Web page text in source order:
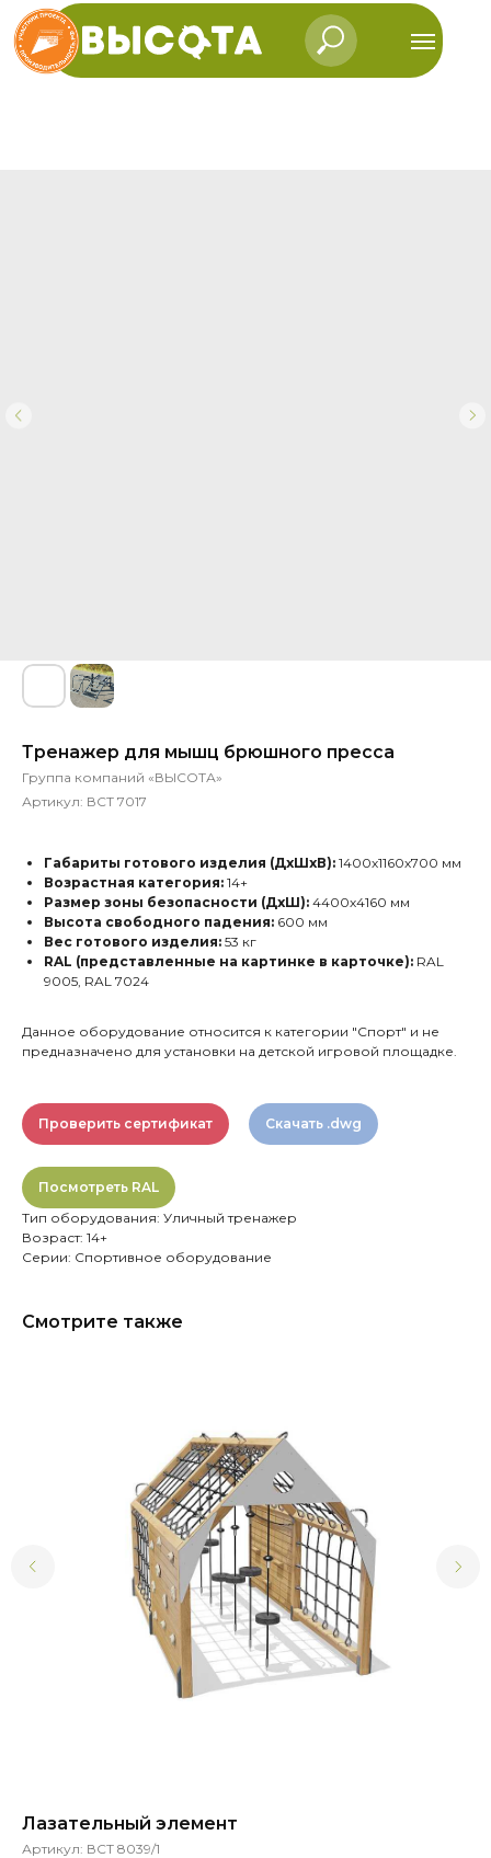
Тренажер для мышц брюшного пресса
Группа компаний «ВЫСОТА»
Артикул: ВСТ 7017
Габариты готового изделия (ДхШхВ): 1400х1160х700 мм
Возрастная категория: 14+
Размер зоны безопасности (ДхШ): 4400х4160 мм
Высота свободного падения: 600 мм
Вес готового изделия: 53 кг
RAL (представленные на картинке в карточке): RAL
9005, RAL 7024
Данное оборудование относится к категории "Спорт" и не
предназначено для установки на детской игровой площадке.
Проверить сертификат Скачать .dwg
Посмотреть RAL
Тип оборудования: Уличный тренажер
Возраст: 14+
Серии: Спортивное оборудование
Смотрите также
Лазательный элемент
Артикул: ВСТ 8039/1